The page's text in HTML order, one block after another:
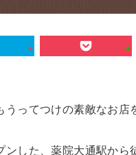
ってつけの素敵なお店
した、薬院大通駅か